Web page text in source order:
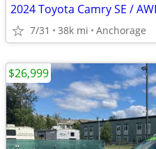
2024 Toyota Camry SE /
7/31 38k mi Anchorage
$26,999